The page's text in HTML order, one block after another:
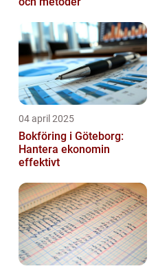
04 april 2025
Bokföring i Göteborg:
Hantera ekonomin
effektivt